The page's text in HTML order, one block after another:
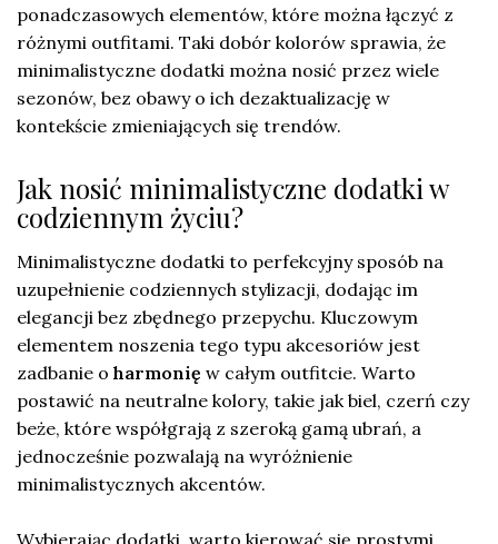
ponadczasowych elementów, które można łączyć z
różnymi outfitami. Taki dobór kolorów sprawia, że
minimalistyczne dodatki można nosić przez wiele
sezonów, bez obawy o ich dezaktualizację w
kontekście zmieniających się trendów.
Jak nosić minimalistyczne dodatki w
codziennym życiu?
Minimalistyczne dodatki to perfekcyjny sposób na
uzupełnienie codziennych stylizacji, dodając im
elegancji bez zbędnego przepychu. Kluczowym
elementem noszenia tego typu akcesoriów jest
zadbanie o harmonię w całym outfitcie. Warto
postawić na neutralne kolory, takie jak biel, czerń czy
beże, które współgrają z szeroką gamą ubrań, a
jednocześnie pozwalają na wyróżnienie
minimalistycznych akcentów.